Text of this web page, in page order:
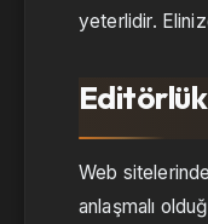
yeterlidir.
Web
anlaşmalı